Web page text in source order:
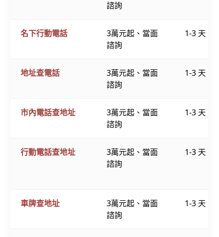
諮詢
名下行動電話
3萬元起、當面
諮詢
1-3 天
地址查電話
3萬元起、當面
諮詢
1-3 天
市內電話查地址
3萬元起、當面
諮詢
1-3 天
行動電話查地址
3萬元起、當面
諮詢
1-3 天
車牌查地址
3萬元起、當面
諮詢
1-3 天